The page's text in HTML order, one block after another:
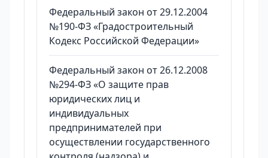
Федеральный закон от 29.12.2004
№190-ФЗ «Градостроительный
Кодекс Российской Федерации»
Федеральный закон от 26.12.2008
№294-ФЗ «О защите прав
юридических лиц и
индивидуальных
предпринимателей при
осуществлении государственного